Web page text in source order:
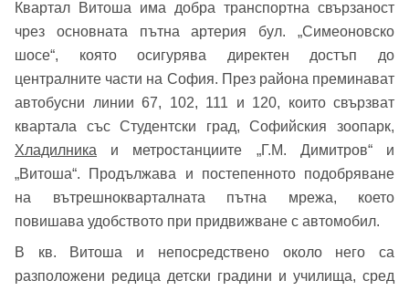
Добре дошъл!
Вход Регистрация
Имейл Адрес
Квартал Витоша има добра транспортна свързаност
чрез основната пътна артерия бул. „Симеоновско
шосе“, която осигурява директен достъп до
централните части на София. През района преминават
автобусни линии 67, 102, 111 и 120, които свързват
квартала със Студентски град, Софийския зоопарк,
Хладилника и метростанциите „Г.М. Димитров“ и
„Витоша“. Продължава и постепенното подобряване
на вътрешнокварталната пътна мрежа, което
повишава удобството при придвижване с автомобил.
В кв. Витоша и непосредствено около него са
разположени редица детски градини и училища, сред
Име*
Имейл адрес*